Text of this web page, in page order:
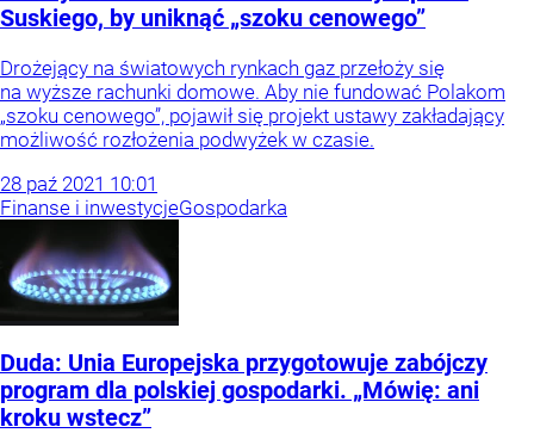
Suskiego, by uniknąć „szoku cenowego”
Drożejący na światowych rynkach gaz przełoży się
na wyższe rachunki domowe. Aby nie fundować Polakom
„szoku cenowego”, pojawił się projekt ustawy zakładający
możliwość rozłożenia podwyżek w czasie.
28 paź 2021 10:01
Finanse i inwestycjeGospodarka
Duda: Unia Europejska przygotowuje zabójczy
program dla polskiej gospodarki. „Mówię: ani
kroku wstecz”